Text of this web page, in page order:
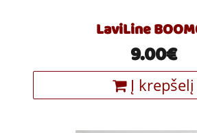
LaviLine
9.00€
Į krepšelį